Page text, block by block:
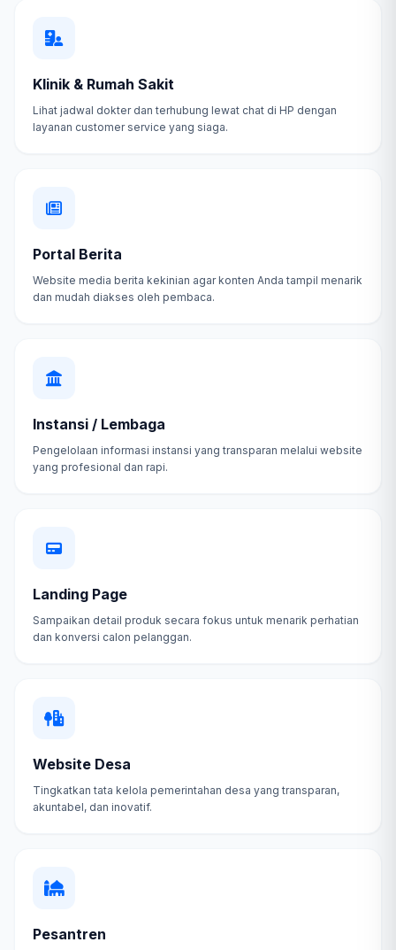
Klinik & Rumah Sakit
Lihat jadwal dokter dan terhubung lewat chat di HP dengan
layanan customer service yang siaga.
Portal Berita
Website media berita kekinian agar konten Anda tampil menarik
dan mudah diakses oleh pembaca.
Instansi / Lembaga
Pengelolaan informasi instansi yang transparan melalui website
yang profesional dan rapi.
Landing Page
Sampaikan detail produk secara fokus untuk menarik perhatian
dan konversi calon pelanggan.
Website Desa
Tingkatkan tata kelola pemerintahan desa yang transparan,
akuntabel, dan inovatif.
Pesantren